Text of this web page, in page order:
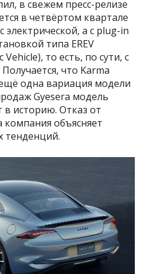
в свежем пресс-релизе
в четвёртом квартале
электрической, а с plug-in
типа EREV
то есть, по сути, с
что Karma
одна вариация модели
Gyesera модель
в историю. Отказ от
компания объясняет
тенденций.